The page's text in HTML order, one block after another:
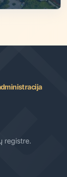
registre.